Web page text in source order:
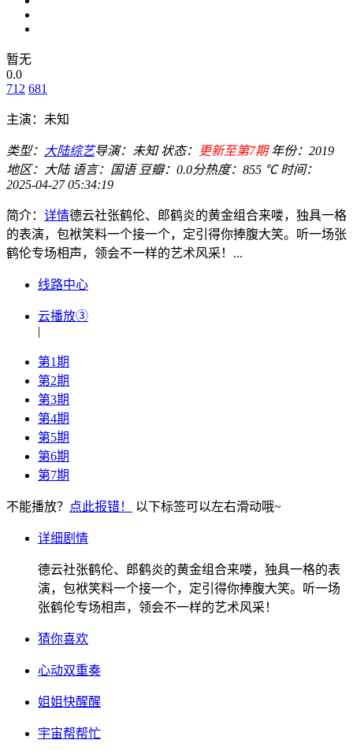
暂无
0.0
712 681
主演： 未知
类型： 大陆综艺导演： 未知 状态： 更新至第7期 年份： 2019
地区：
大陆 语言： 国语 豆瓣：0.0分热度：855 ℃ 时间：
2025-04-27 05:34:19
简介： 详情德云社张鹤伦、郎鹤炎的黄金组合来喽，独具一格
的表演，包袱笑料一个接一个，定引得你捧腹大笑。听一场张
鹤伦专场相声，领会不一样的艺术风采！...
线路中心
云播放③
|
第1期
第2期
第3期
第4期
第5期
第6期
第7期
不能播放？ 点此报错！ 以下标签可以左右滑动哦~
详细剧情
德云社张鹤伦、郎鹤炎的黄金组合来喽，独具一格的表
演，包袱笑料一个接一个，定引得你捧腹大笑。听一场
张鹤伦专场相声，领会不一样的艺术风采！
猜你喜欢
心动双重奏
姐姐快醒醒
宇宙帮帮忙